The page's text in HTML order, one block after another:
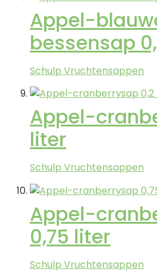
Appel-
bessensap
Schulp Vruchtensappen
Appel-
liter
Schulp Vruchtensappen
Appel-
0,75 liter
Schulp Vruchtensappen